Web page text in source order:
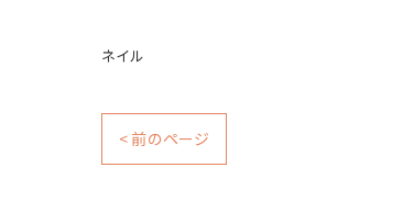
ネイル
< 前のページ